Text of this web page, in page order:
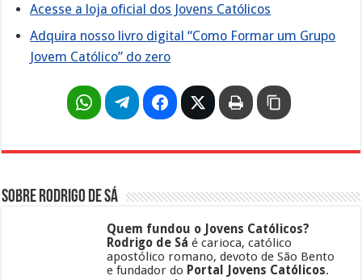
Acesse a loja oficial dos Jovens Católicos
Adquira nosso livro digital “Como Formar um Grupo
Jovem Católico” do zero
Sobre Rodrigo de Sá
Quem fundou o Jovens Católicos?
Rodrigo de Sá é carioca, católico
apostólico romano, devoto de São Bento
e fundador do Portal Jovens Católicos.